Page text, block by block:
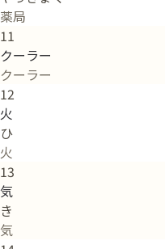
薬局
11
クーラー
クーラー
12
火
ひ
火
13
気
き
気